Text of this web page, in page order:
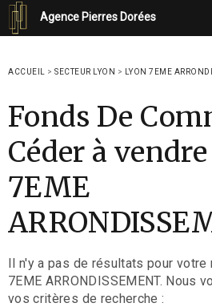
Agence Pierres Dorées
ACCUEIL > SECTEUR LYON > LYON 7EME
Fonds De
Céder à vendre
7EME
Il n'y a pas de résultats pour votre
7EME ARRONDISSEMENT. Nous
vos critères de recherche :